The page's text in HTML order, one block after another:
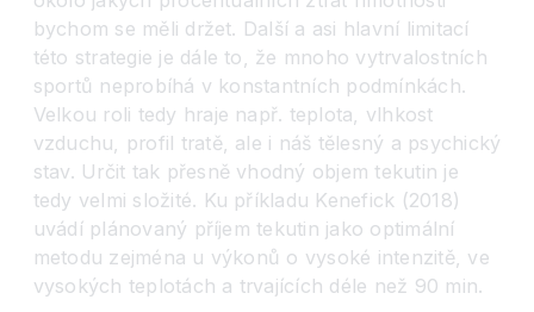
bychom se měli držet. Další a asi hlavní limitací
této strategie je dále to, že mnoho vytrvalostních
sportů neprobíhá v konstantních podmínkách.
Velkou roli tedy hraje např. teplota, vlhkost
vzduchu, profil tratě, ale i náš tělesný a psychický
stav. Určit tak přesně vhodný objem tekutin je
tedy velmi složité. Ku příkladu Kenefick (2018)
uvádí plánovaný příjem tekutin jako optimální
metodu zejména u výkonů o vysoké intenzitě, ve
vysokých teplotách a trvajících déle než 90 min.